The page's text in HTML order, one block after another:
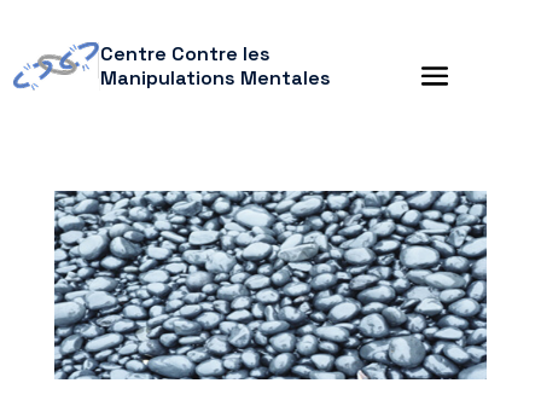
Centre Contre les
Manipulations Mentales